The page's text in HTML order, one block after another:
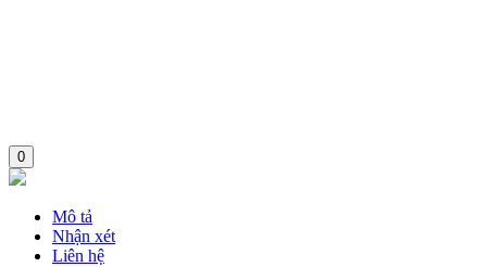
0
Mô tả
Nhận xét
Liên hệ